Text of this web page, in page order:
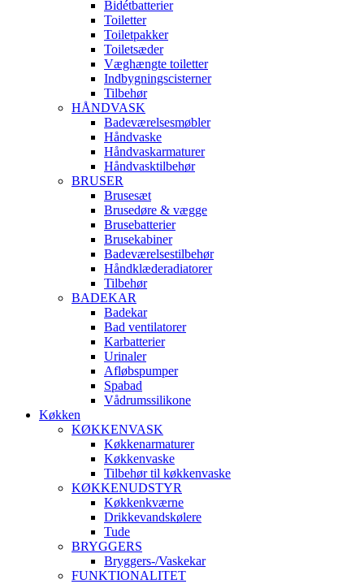
Bidétbatterier
Toiletter
Toiletpakker
Toiletsæder
Væghængte toiletter
Indbygningscisterner
Tilbehør
HÅNDVASK
Badeværelsesmøbler
Håndvaske
Håndvaskarmaturer
Håndvasktilbehør
BRUSER
Brusesæt
Brusedøre & vægge
Brusebatterier
Brusekabiner
Badeværelsestilbehør
Håndklæderadiatorer
Tilbehør
BADEKAR
Badekar
Bad ventilatorer
Karbatterier
Urinaler
Afløbspumper
Spabad
Vådrumssilikone
Køkken
KØKKENVASK
Køkkenarmaturer
Køkkenvaske
Tilbehør til køkkenvaske
KØKKENUDSTYR
Køkkenkværne
Drikkevandskølere
Tude
BRYGGERS
Bryggers-/Vaskekar
FUNKTIONALITET